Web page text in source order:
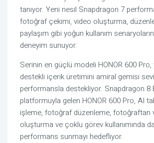
tanıyor. Yeni nesil Snapdragon 7
fotoğraf çekimi, video oluşturma,
paylaşım gibi yoğun kullanım
deneyim sunuyor.
Serinin en güçlü modeli HONOR 600
destekli içerik üretimini amiral gemisi
performansla destekliyor. Snapdragon 8
platformuyla gelen HONOR 600 Pro, AI
işleme, fotoğraf düzenleme, fotoğraftan
oluşturma ve çoklu görev kullanımında
performans sunmayı hedefliyor.